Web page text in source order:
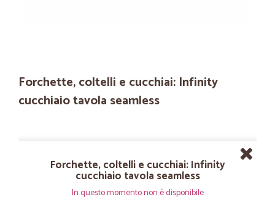
Forchette, coltelli e cucchiai: Infinity
cucchiaio tavola seamless
Forchette, coltelli e cucchiai: Infinity
cucchiaio tavola seamless
In questo momento non è disponibile